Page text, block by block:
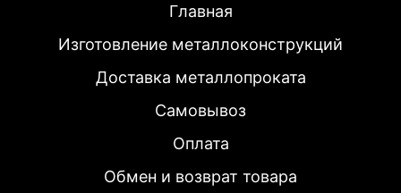
Главная
Изготовление металлоконструкций
Доставка металлопроката
Самовывоз
Оплата
Обмен и возврат товара